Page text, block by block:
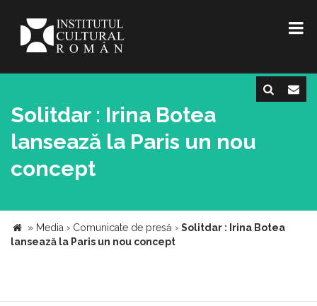
Solitdar : Irina Botea
lansează la Paris un nou
concept
» Media › Comunicate de presă › Solitdar : Irina Botea
lansează la Paris un nou concept